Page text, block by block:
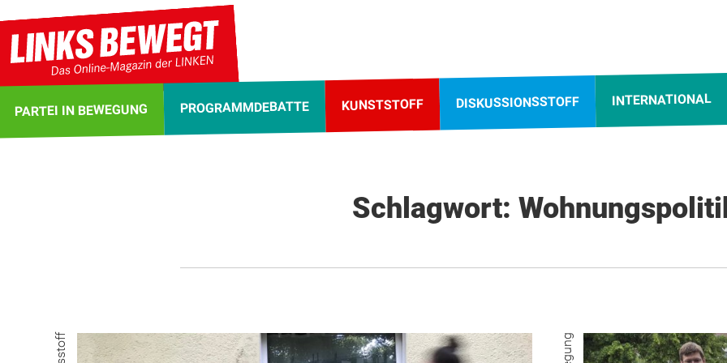
PARTEI IN BEWEGUNG PROGRAMMDEBATTE KUNSTSTOFF DISKUSSIONSSTOFF INTERNATIONAL
Schlagwort: